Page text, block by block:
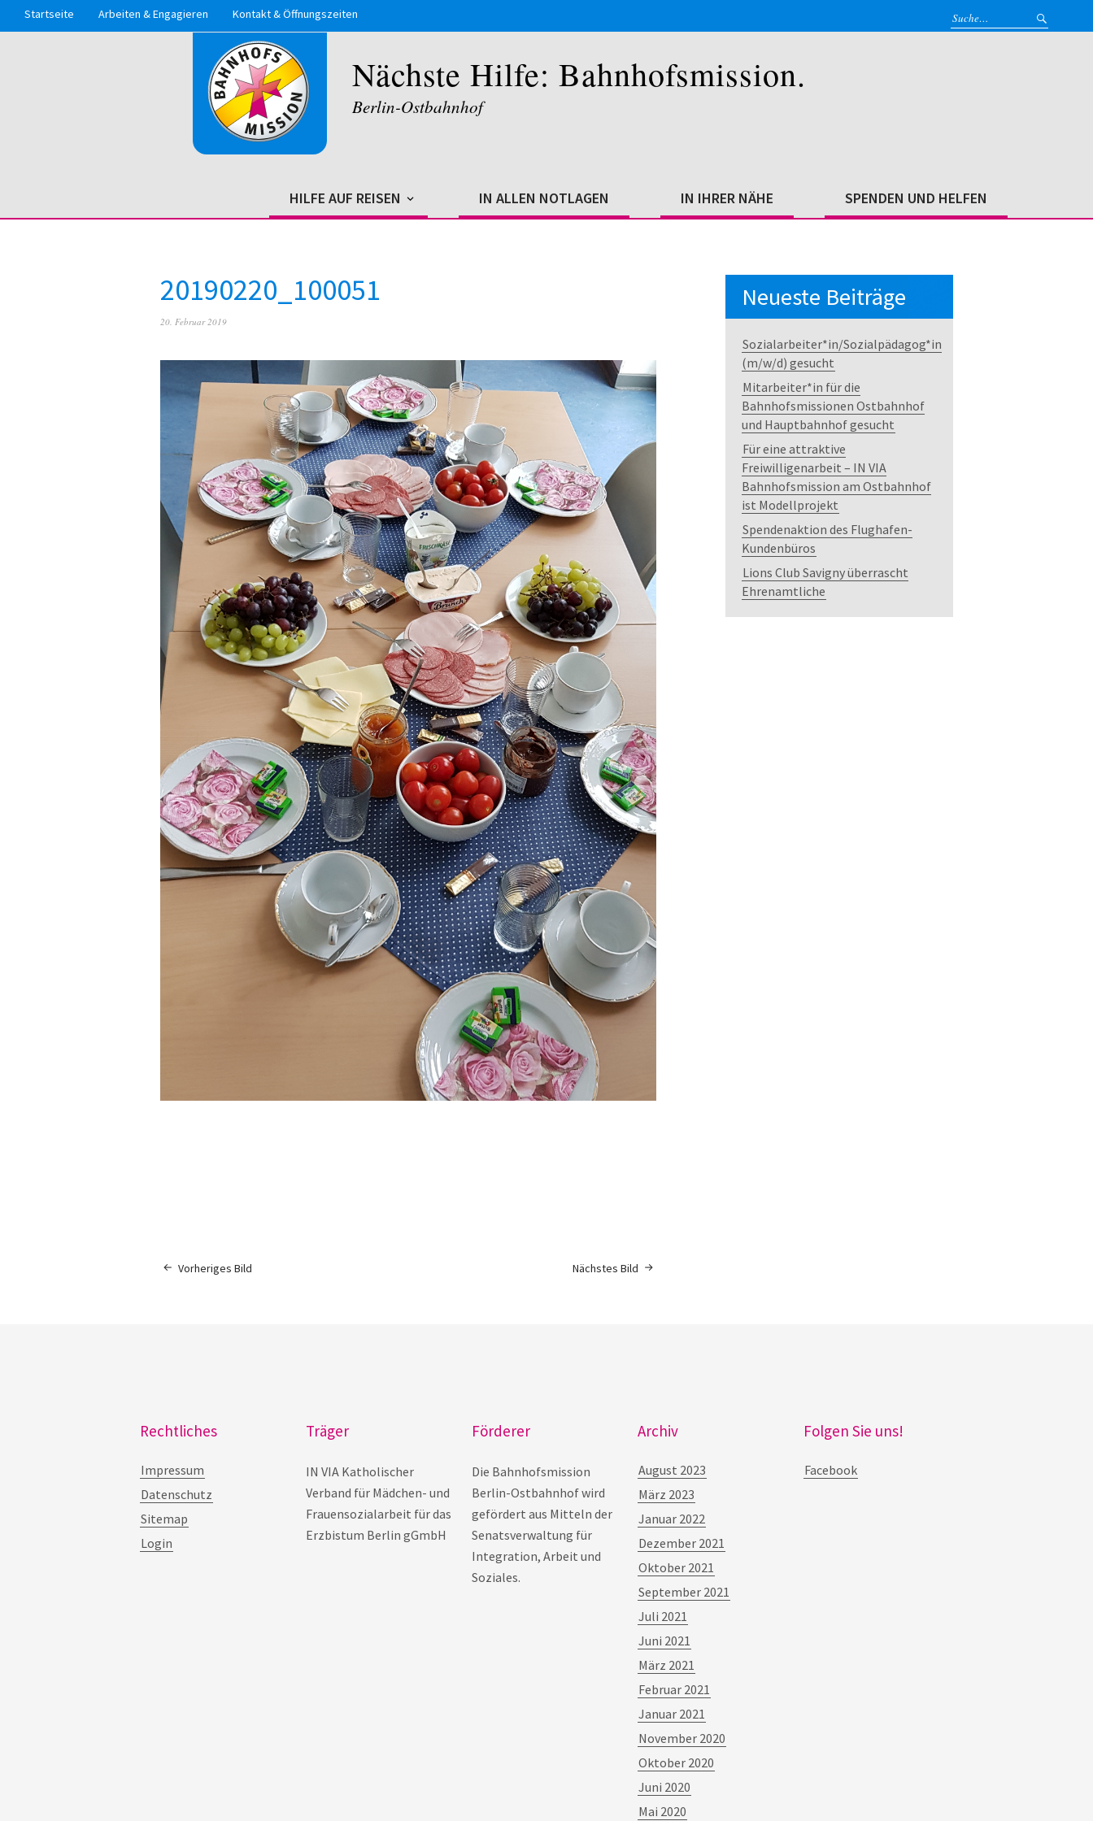
Startseite Arbeiten & Engagieren Kontakt & Öffnungszeiten
Nächste Hilfe: Bahnhofsmission.
Berlin-Ostbahnhof
HILFE AUF REISEN IN ALLEN NOTLAGEN IN IHRER NÄHE SPENDEN UND HELFEN
20190220_100051
20. Februar 2019
Nächstes Bild
Vorheriges Bild
Neueste Beiträge
Sozialarbeiter*in/Sozialpädagog*in
(m/w/d) gesucht
Mitarbeiter*in für die
Bahnhofsmissionen Ostbahnhof
und Hauptbahnhof gesucht
Für eine attraktive
Freiwilligenarbeit – IN VIA
Bahnhofsmission am Ostbahnhof
ist Modellprojekt
Spendenaktion des Flughafen-
Kundenbüros
Lions Club Savigny überrascht
Ehrenamtliche
Rechtliches
Impressum
Datenschutz
Sitemap
Login
Träger
IN VIA Katholischer
Verband für Mädchen- und
Frauensozialarbeit für das
Erzbistum Berlin gGmbH
Förderer
Die Bahnhofsmission
Berlin-Ostbahnhof wird
gefördert aus Mitteln der
Senatsverwaltung für
Integration, Arbeit und
Soziales.
Archiv
August 2023
März 2023
Januar 2022
Dezember 2021
Oktober 2021
September 2021
Juli 2021
Juni 2021
März 2021
Februar 2021
Januar 2021
November 2020
Oktober 2020
Juni 2020
Mai 2020
Folgen Sie uns!
Facebook